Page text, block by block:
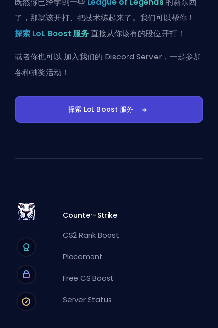
了，那就该开打、把技术练起来了。我们可以帮你！
探索 LoL Boost 服务 直接从你该有的段位开打！
或者你也可以 加入我们的 Discord Server ，一起参加
各种抽奖活动！
探索 LoL Boost 服务
Counter-Strike
CS2 Rank Boost
Placement
Free CS Boost
Server Status